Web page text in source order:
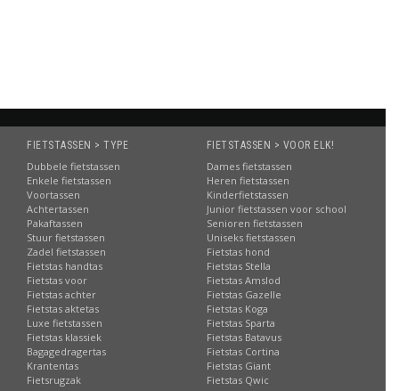
FIETSTASSEN > TYPE
Dubbele fietstassen
Enkele fietstassen
Voortassen
Achtertassen
Pakaftassen
Stuur fietstassen
Zadel fietstassen
Fietstas handtas
Fietstas voor
Fietstas achter
Fietstas aktetas
Luxe fietstassen
Fietstas klassiek
Bagagedragertas
Krantentas
Fietsrugzak
FIETSTASSEN > VOOR ELK!
Dames fietstassen
Heren fietstassen
Kinderfietstassen
Junior fietstassen voor school
Senioren fietstassen
Uniseks fietstassen
Fietstas hond
Fietstas Stella
Fietstas Amslod
Fietstas Gazelle
Fietstas Koga
Fietstas Sparta
Fietstas Batavus
Fietstas Cortina
Fietstas Giant
Fietstas Qwic